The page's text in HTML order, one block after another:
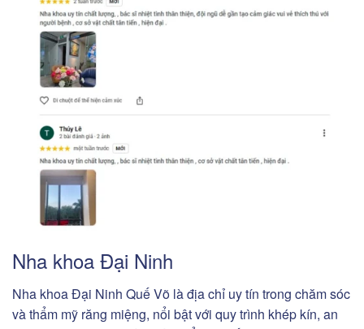
Nha khoa Đại Ninh
Nha khoa Đại Ninh Quế Võ là địa chỉ uy tín trong chăm sóc
và thẩm mỹ răng miệng, nổi bật với quy trình khép kín, an